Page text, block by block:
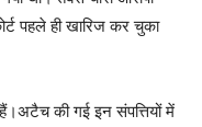
पहले ही खारिज कर चुका
की गई इन संपत्तियों में